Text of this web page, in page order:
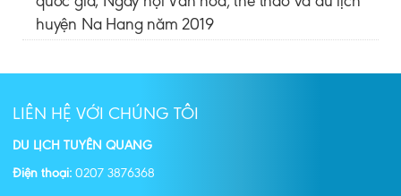
huyện Na Hang năm 2019
LIÊN HỆ VỚI CHÚNG TÔI
DU LỊCH TUYÊN QUANG
Điện thoại: 0207 3876368